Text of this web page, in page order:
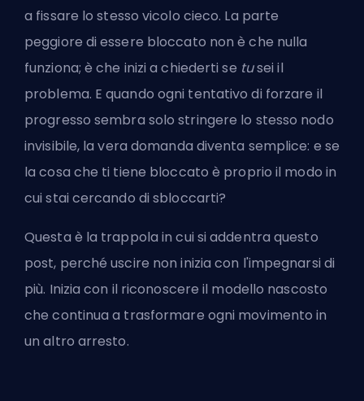
a fissare lo stesso vicolo cieco. La parte
peggiore di essere bloccato non è che nulla
funziona; è che inizi a chiederti se tusei il
problema. E quando ogni tentativo di forzare il
progresso sembra solo stringere lo stesso nodo
invisibile, la vera domanda diventa semplice: e se
la cosa che ti tiene bloccato è proprio il modo in
cui stai cercando di sbloccarti?
Questa è la trappola in cui si addentra questo
post, perché uscire non inizia con l'impegnarsi di
più. Inizia con il riconoscere il modello nascosto
che continua a trasformare ogni movimento in
un altro arresto.